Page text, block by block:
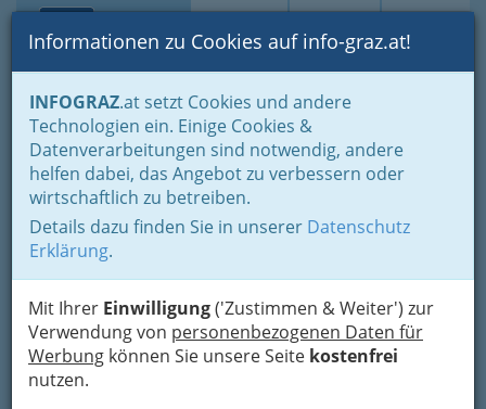
Suche Login Toggle
Informationen zu Cookies auf info-graz.at!
INFOGRAZ.at setzt Cookies und andere
Technologien ein. Einige Cookies &
Datenverarbeitungen sind notwendig, andere
helfen dabei, das Angebot zu verbessern oder
wirtschaftlich zu betreiben.
Details dazu finden Sie in unserer Datenschutz
Erklärung.
Mit Ihrer Einwilligung('Zustimmen & Weiter') zur
Verwendung von personenbezogenen Daten für
Werbung können Sie unsere Seite kostenfrei
nutzen.
Home Branchen
Gewerbe, Handwerk, Banken
Gewerbe & Handwerk, Gliederung der WKO
Allg. FG des Gewerbes
Astrologie Graz - Horoskop erstellen
Alexander Smoltschnik
Münzgrabenstraße 35, 8010 Graz
+43 316 827 575
+43 316 827 575
Karte